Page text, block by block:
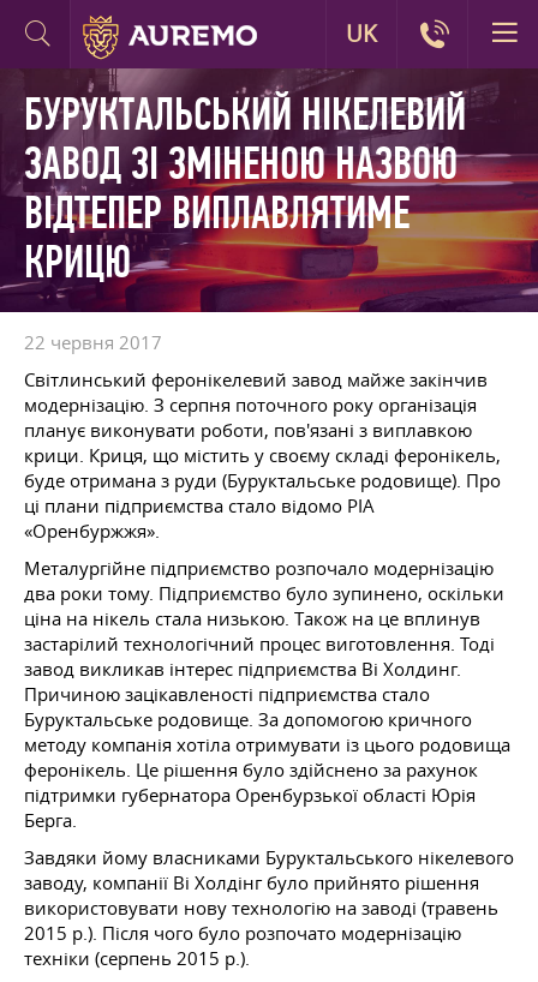
БУРУКТАЛЬСЬКИЙ НІКЕЛЕВИЙ
ЗАВОД ЗІ ЗМІНЕНОЮ НАЗВОЮ
ВІДТЕПЕР ВИПЛАВЛЯТИМЕ
КРИЦЮ
22 червня 2017
Світлинський феронікелевий завод майже закінчив
модернізацію. З серпня поточного року організація
планує виконувати роботи, пов'язані з виплавкою
крици. Криця, що містить у своєму складі феронікель,
буде отримана з руди (Буруктальське родовище). Про
ці плани підприємства стало відомо РІА
«Оренбуржжя».
Металургійне підприємство розпочало модернізацію
два роки тому. Підприємство було зупинено, оскільки
ціна на нікель стала низькою. Також на це вплинув
застарілий технологічний процес виготовлення. Тоді
завод викликав інтерес підприємства Ві Холдинг.
Причиною зацікавленості підприємства стало
Буруктальське родовище. За допомогою кричного
методу компанія хотіла отримувати із цього родовища
феронікель. Це рішення було здійснено за рахунок
підтримки губернатора Оренбурзької області Юрія
Берга.
Завдяки йому власниками Буруктальського нікелевого
заводу, компанії Ві Холдінг було прийнято рішення
використовувати нову технологію на заводі (травень
2015 р.). Після чого було розпочато модернізацію
техніки (серпень 2015 р.).
UK